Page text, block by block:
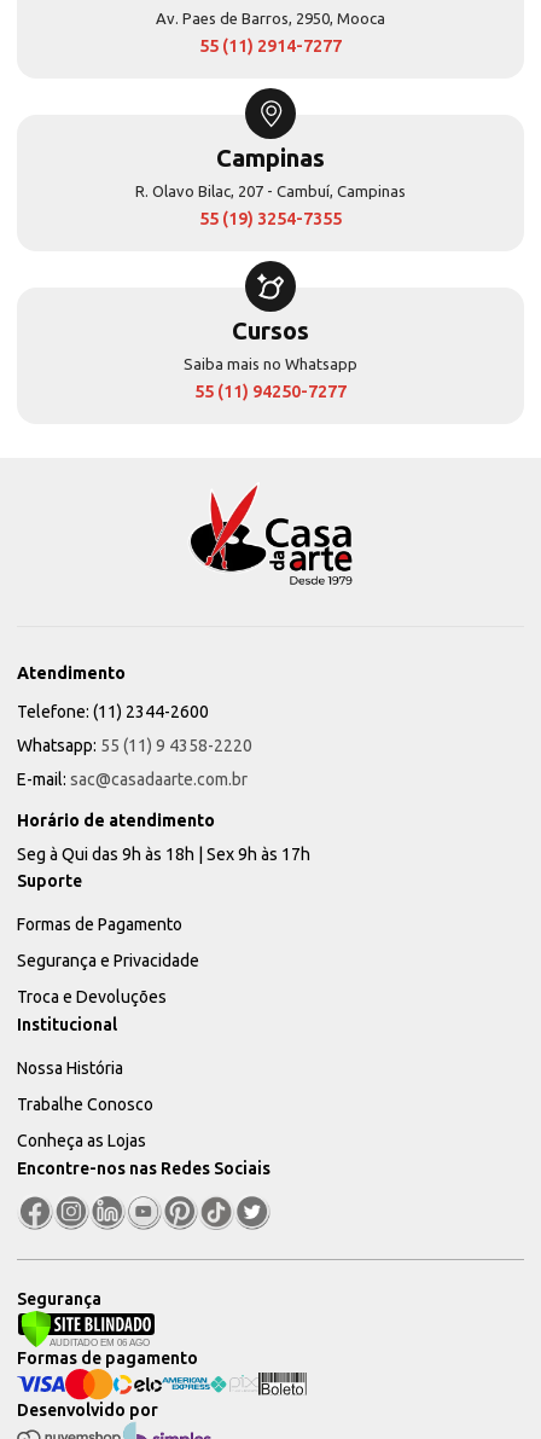
Av. Paes de Barros, 2950, Mooca
55 (11) 2914-7277
Campinas
R. Olavo Bilac, 207 - Cambuí, Campinas
55 (19) 3254-7355
Cursos
Saiba mais no Whatsapp
55 (11) 94250-7277
Atendimento
Telefone: (11) 2344-2600
Whatsapp: 55 (11) 9 4358-2220
E-mail: sac@casadaarte.com.br
Horário de atendimento
Seg à Qui das 9h às 18h | Sex 9h às 17h
Suporte
Formas de Pagamento
Segurança e Privacidade
Troca e Devoluções
Institucional
Nossa História
Trabalhe Conosco
Conheça as Lojas
Encontre-nos nas Redes Sociais
Segurança
Desenvolvido por
Formas de pagamento